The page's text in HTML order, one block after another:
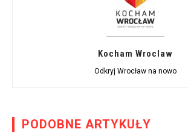
Kocham Wroclaw
Odkryj Wrocław na nowo
PODOBNE ARTYKUŁY